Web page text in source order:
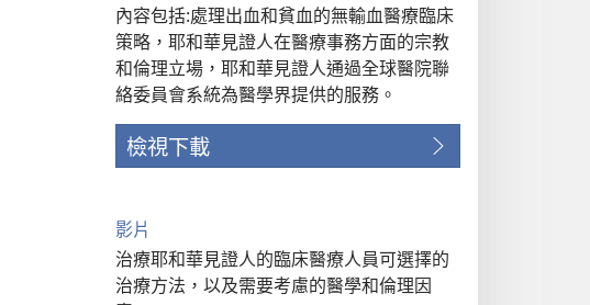
內容包括:處理出血和貧血的無輸血醫療臨床
策略，耶和華見證人在醫療事務方面的宗教
和倫理立場，耶和華見證人通過全球醫院聯
絡委員會系統為醫學界提供的服務。
檢視下載
影片
治療耶和華見證人的臨床醫療人員可選擇的
治療方法，以及需要考慮的醫學和倫理因